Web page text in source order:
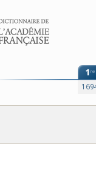
contenu
1re